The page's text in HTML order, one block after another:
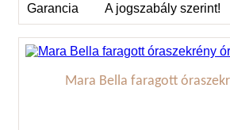
Garancia
A jogszabály szerint!
Mara Bella faragott